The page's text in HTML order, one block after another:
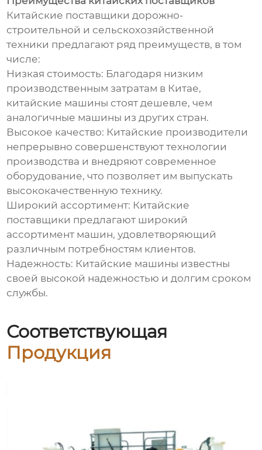
Китайские поставщики дорожно-
строительной и сельскохозяйственной
техники предлагают ряд преимуществ, в том
числе:
Низкая стоимость: Благодаря низким
производственным затратам в Китае,
китайские машины стоят дешевле, чем
аналогичные машины из других стран.
Высокое качество: Китайские производители
непрерывно совершенствуют технологии
производства и внедряют современное
оборудование, что позволяет им выпускать
высококачественную технику.
Широкий ассортимент: Китайские
поставщики предлагают широкий
ассортимент машин, удовлетворяющий
различным потребностям клиентов.
Надежность: Китайские машины известны
своей высокой надежностью и долгим сроком
службы.
Соответствующая
Продукция